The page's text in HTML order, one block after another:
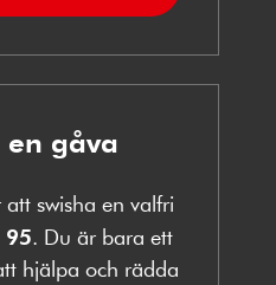
en gåva
swisha en valfri
95. Du är bara ett
hjälpa och rädda